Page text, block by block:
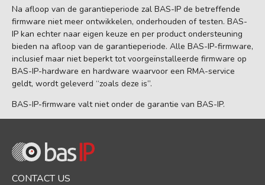
Na afloop van de garantieperiode zal BAS-IP de betreffende
firmware niet meer ontwikkelen, onderhouden of testen. BAS-
IP kan echter naar eigen keuze en per product ondersteuning
bieden na afloop van de garantieperiode. Alle BAS-IP-firmware,
inclusief maar niet beperkt tot voorgeïnstalleerde firmware op
BAS-IP-hardware en hardware waarvoor een RMA-service
geldt, wordt geleverd “zoals deze is”.
BAS-IP-firmware valt niet onder de garantie van BAS-IP.
CONTACT US